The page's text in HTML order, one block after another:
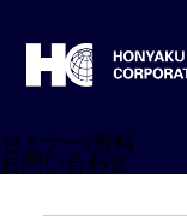
セミナー/資料
お問い合わせ